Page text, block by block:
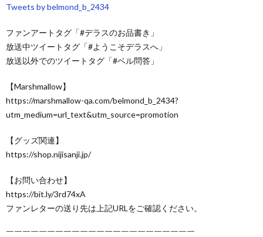
Tweets by belmond_b_2434
ファンアートタグ「#デラスのお品書き」
放送中ツイートタグ「#ようこそデラスへ」
放送以外でのツイートタグ「#ベル問答」
【Marshmallow】
https://marshmallow-qa.com/belmond_b_2434?
utm_medium=url_text&utm_source=promotion
【グッズ関連】
https://shop.nijisanji.jp/
【お問い合わせ】
https://bit.ly/3rd74xA
ファンレターの送り先は上記URLをご確認ください。
￣￣￣￣￣￣￣￣￣￣￣￣￣￣￣￣￣￣￣￣￣￣￣